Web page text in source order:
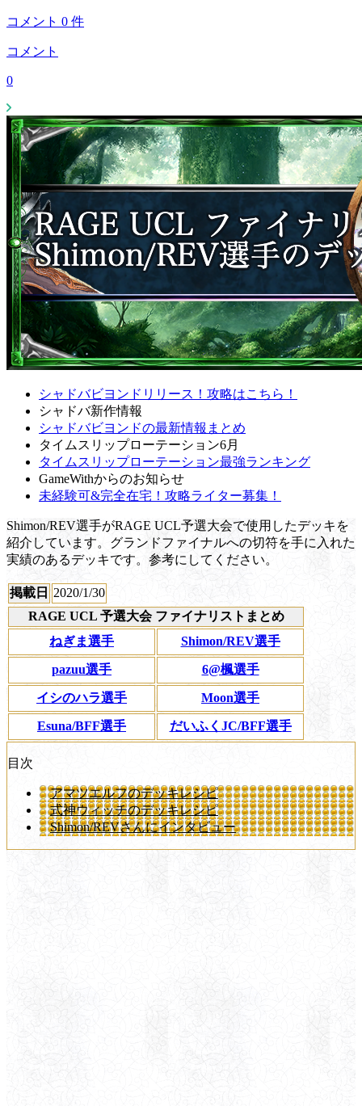
コメント 0 件
コメント
0
シャドバビヨンドリリース！攻略はこちら！
シャドバ新作情報
シャドバビヨンドの最新情報まとめ
タイムスリップローテーション6月
タイムスリップローテーション最強ランキング
GameWithからのお知らせ
未経験可&完全在宅！攻略ライター募集！
Shimon/REV選手がRAGE UCL予選大会で使用したデッキを
紹介しています。グランドファイナルへの切符を手に入れた
実績のあるデッキです。参考にしてください。
掲載日
2020/1/30
RAGE UCL 予選大会 ファイナリストまとめ
ねぎま選手
Shimon/REV選手
pazuu選手 6@楓選手
イシのハラ選手 Moon選手
Esuna/BFF選手 だいふくJC/BFF選手
目次
アマツエルフのデッキレシピ
式神ウィッチのデッキレシピ
Shimon/REVさんにインタビュー